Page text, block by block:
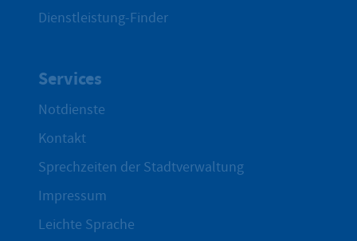
Dienstleistung-Finder
Services
Notdienste
Kontakt
Sprechzeiten der Stadtverwaltung
Impressum
Leichte Sprache